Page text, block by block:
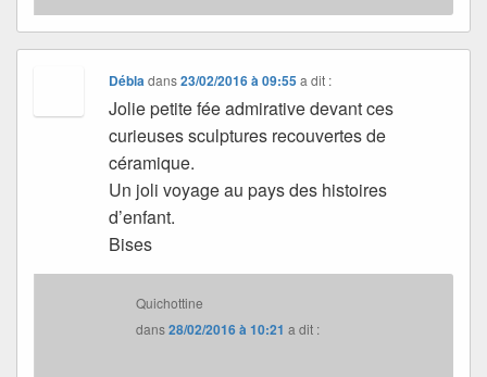
Débladans23/02/2016 à 09:55 a dit :
Jolie petite fée admirative devant ces
curieuses sculptures recouvertes de
céramique.
Un joli voyage au pays des histoires
d’enfant.
Bises
Quichottine
dans28/02/2016 à 10:21 a dit :